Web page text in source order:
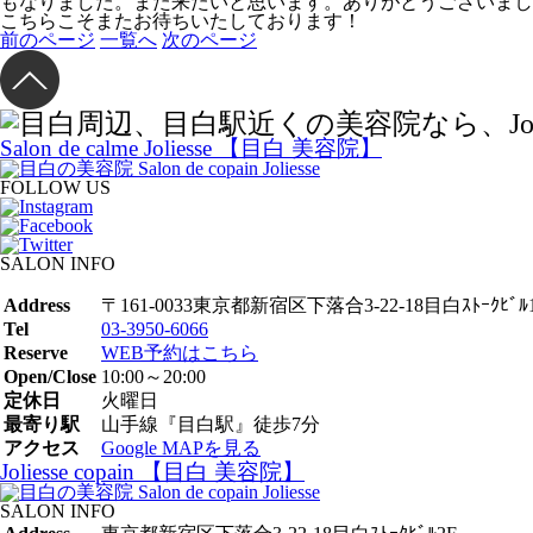
こちらこそまたお待ちいたしております！
前のページ 一覧へ 次のページ
Salon de calme Joliesse 【目白 美容院】
FOLLOW US
SALON INFO
Address
〒161-0033東京都新宿区下落合3-22-18目白ｽﾄｰｸﾋﾞﾙ
Tel
03-3950-6066
Reserve
WEB予約はこちら
Open/Close 10:00～20:00
定休日
火曜日
最寄り駅
山手線『目白駅』徒歩7分
アクセス
Google MAPを見る
Joliesse copain 【目白 美容院】
SALON INFO